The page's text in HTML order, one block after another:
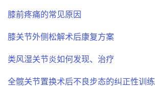
膝前疼痛的常见原因
膝关节外侧松解术后康复方案
类风湿关节炎如何发现、治疗
全髋关节置换术后不良步态的纠正性训练